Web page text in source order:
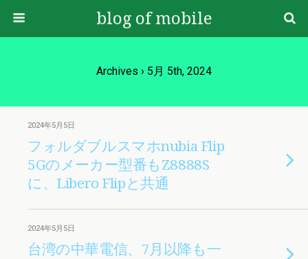
blog of mobile
Archives › 5月 5th, 2024
2024年5月5日
フォルダブルスマホnubia Flip
5Gのメーカー型番もZ8888S
に、Libero Flipと共通
2024年5月5日
台湾の中華電信、7月以降も一